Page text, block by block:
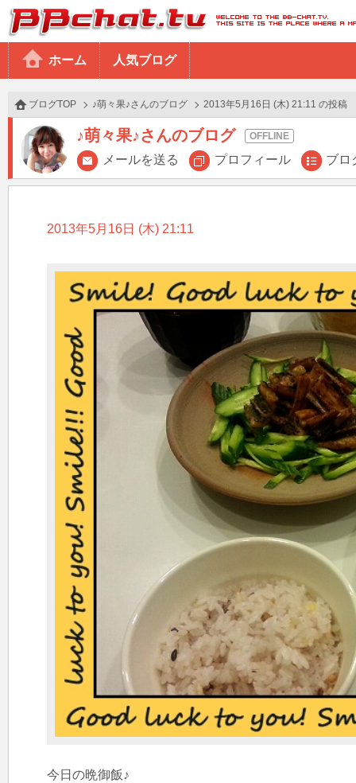
BBchatTV
ホーム 人気ブログ
ブログTOP ♪萌々果♪さんのブログ 2013年5月16日 (木) 21:11 の投稿
♪萌々果♪さんのブログ
メールを送る プロフィール ブロ
2013年5月16日 (木) 21:11
今日の晩御飯♪